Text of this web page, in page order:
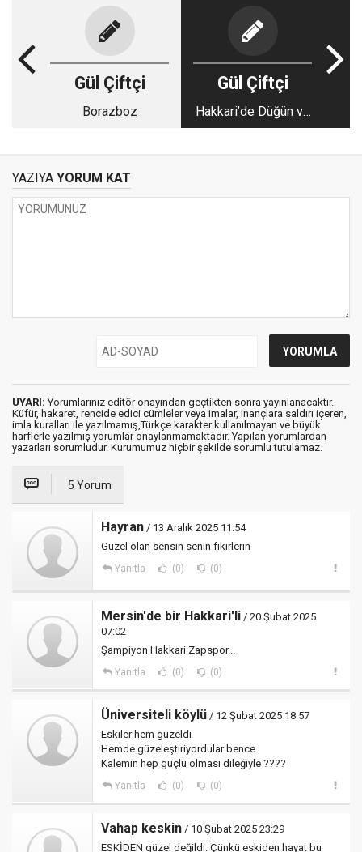
Gül Çiftçi
Borazboz
Gül Çiftçi
Hakkari’de Düğün ve
Altın
YAZIYA YORUM KAT
UYARI: Yorumlarınız editör onayından geçtikten sonra yayınlanacaktır.
Küfür, hakaret, rencide edici cümleler veya imalar, inançlara saldırı içeren,
imla kuralları ile yazılmamış,Türkçe karakter kullanılmayan ve büyük
harflerle yazılmış yorumlar onaylanmamaktadır. Yapılan yorumlardan
yazarları sorumludur. Kurumumuz hiçbir şekilde sorumlu tutulamaz.
5 Yorum
Hayran / 13 Aralık 2025 11:54
Güzel olan sensin senin fikirlerin
Yanıtla (0) (0)
Mersin'de bir Hakkari'li / 20 Şubat 2025
07:02
Şampiyon Hakkari Zapspor...
Yanıtla (0) (0)
Üniversiteli köylü / 12 Şubat 2025 18:57
Eskiler hem güzeldi
Hemde güzeleştiriyordular bence
Kalemin hep güçlü olması dileğiyle ????
Yanıtla (0) (0)
Vahap keskin / 10 Şubat 2025 23:29
ESKİDEN güzel değildi. Çünkü eskiden hayat bu